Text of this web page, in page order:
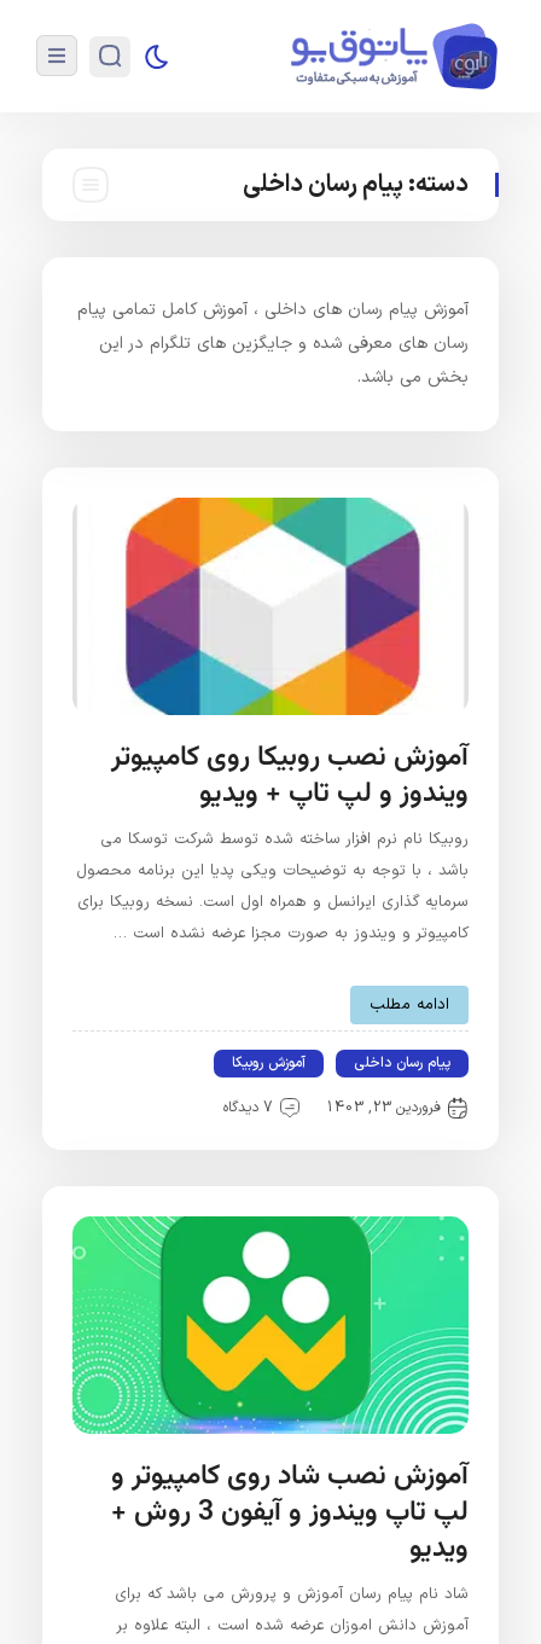
دسته:پیام رسان داخلی
آموزش پیام رسان های داخلی ، آموزش کامل تمامی پیام
رسان های معرفی شده و جایگزین های تلگرام در این
بخش می باشد.
آموزش نصب روبیکا روی کامپیوتر
ویندوز و لپ تاپ + ویدیو
روبیکا نام نرم افزار ساخته شده توسط شرکت توسکا می
باشد ، با توجه به توضیحات ویکی پدیا این برنامه محصول
سرمایه گذاری ایرانسل و همراه اول است. نسخه روبیکا برای
کامپیوتر و ویندوز به صورت مجزا عرضه نشده است …
ادامه مطلب
پیام رسان داخلی آموزش روبیکا
فروردین 23, 1403 7 دیدگاه
آموزش نصب شاد روی کامپیوتر و
لپ تاپ ویندوز و آیفون 3 روش +
ویدیو
شاد نام پیام رسان آموزش و پرورش می باشد که برای
آموزش دانش اموزان عرضه شده است ، البته علاوه بر